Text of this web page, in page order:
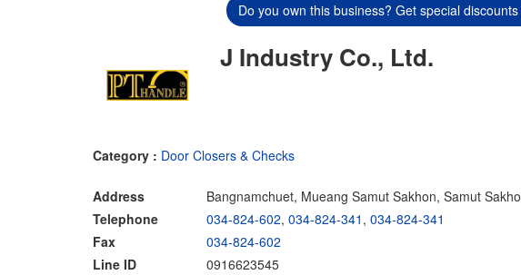
Do you own this business? Get special
J Industry Co., Ltd.
Category : Door Closers & Checks
Address
Bangnamchuet, Mueang Samut Sakhon, Samut
Telephone
034-824-602, 034-824-341 , 034-824-341
Fax
034-824-602
Line ID
0916623545